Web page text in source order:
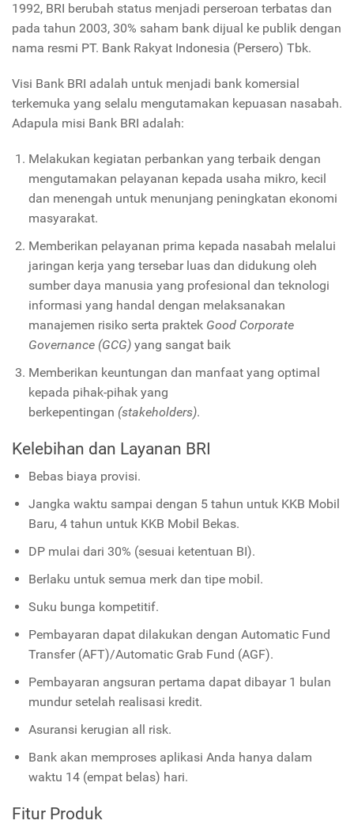
1992, BRI berubah status menjadi perseroan terbatas dan
pada tahun 2003, 30% saham bank dijual ke publik dengan
nama resmi PT. Bank Rakyat Indonesia (Persero) Tbk.
Visi Bank BRI adalah untuk menjadi bank komersial
terkemuka yang selalu mengutamakan kepuasan nasabah.
Adapula misi Bank BRI adalah:
Melakukan kegiatan perbankan yang terbaik dengan
mengutamakan pelayanan kepada usaha mikro, kecil
dan menengah untuk menunjang peningkatan ekonomi
masyarakat.
Memberikan pelayanan prima kepada nasabah melalui
jaringan kerja yang tersebar luas dan didukung oleh
sumber daya manusia yang profesional dan teknologi
informasi yang handal dengan melaksanakan
manajemen risiko serta praktek Good Corporate
Governance (GCG) yang sangat baik
Memberikan keuntungan dan manfaat yang optimal
kepada pihak-pihak yang
berkepentingan (stakeholders).
Kelebihan dan Layanan BRI
Bebas biaya provisi.
Jangka waktu sampai dengan 5 tahun untuk KKB Mobil
Baru, 4 tahun untuk KKB Mobil Bekas.
DP mulai dari 30% (sesuai ketentuan BI).
Berlaku untuk semua merk dan tipe mobil.
Suku bunga kompetitif.
Pembayaran dapat dilakukan dengan Automatic Fund
Transfer (AFT)/Automatic Grab Fund (AGF).
Pembayaran angsuran pertama dapat dibayar 1 bulan
mundur setelah realisasi kredit.
Asuransi kerugian all risk.
Bank akan memproses aplikasi Anda hanya dalam
waktu 14 (empat belas) hari.
Fitur Produk